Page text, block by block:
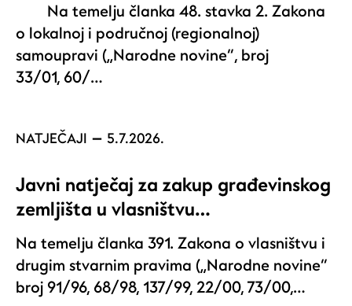
Na temelju članka 48. stavka 2. Zakona
o lokalnoj i područnoj (regionalnoj)
samoupravi („Narodne novine“, broj
33/01, 60/…
NATJEČAJI 5.7.2026.
Javni natječaj za zakup građevinskog
zemljišta u vlasništvu…
Na temelju članka 391. Zakona o vlasništvu i
drugim stvarnim pravima („Narodne novine“
broj 91/96, 68/98, 137/99, 22/00, 73/00,…